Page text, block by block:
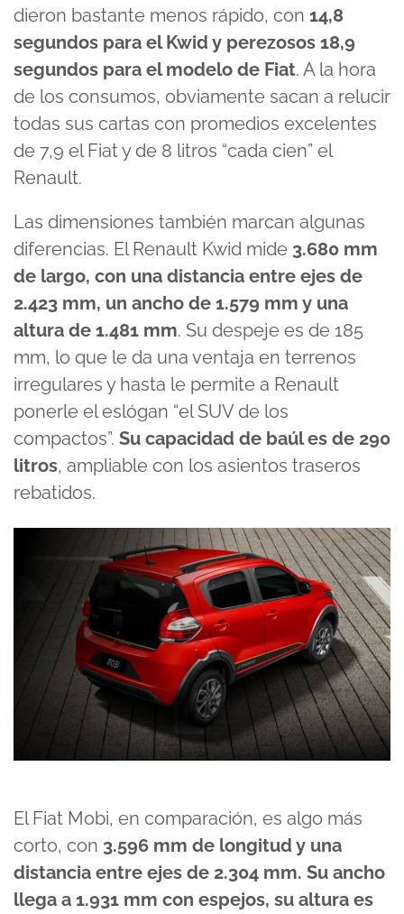
dieron bastante menos rápido, con 14,8
segundos para el Kwid y perezosos 18,9
segundos para el modelo de Fiat. A la hora
de los consumos, obviamente sacan a relucir
todas sus cartas con promedios excelentes
de 7,9 el Fiat y de 8 litros “cada cien” el
Renault.
Las dimensiones también marcan algunas
diferencias. El Renault Kwid mide 3.680 mm
de largo, con una distancia entre ejes de
2.423 mm, un ancho de 1.579 mm y una
altura de 1.481 mm. Su despeje es de 185
mm, lo que le da una ventaja en terrenos
irregulares y hasta le permite a Renault
ponerle el eslógan “el SUV de los
compactos”. Su capacidad de baúl es de 290
litros, ampliable con los asientos traseros
rebatidos.
El Fiat Mobi, en comparación, es algo más
corto, con 3.596 mm de longitud y una
distancia entre ejes de 2.304 mm. Su ancho
llega a 1.931 mm con espejos, su altura es